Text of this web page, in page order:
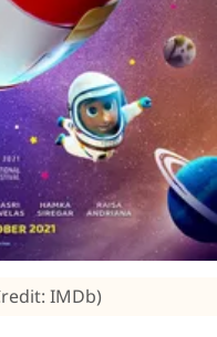
IMDb)